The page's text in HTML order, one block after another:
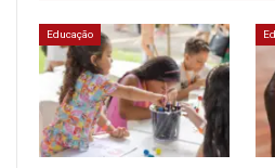
Educação